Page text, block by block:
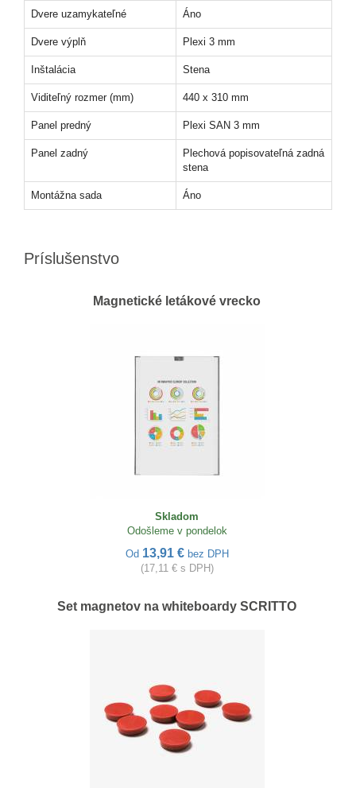
Dvere uzamykateľné Áno
Dvere výplň Plexi 3 mm
Inštalácia Stena
Viditeľný rozmer (mm) 440 x 310 mm
Panel predný Plexi SAN 3 mm
Panel zadný
Plechová popisovateľná zadná
stena
Montážna sada Áno
Príslušenstvo
Magnetické letákové vrecko
Skladom
Odošleme v pondelok
Od 13,91 € bez DPH
(17,11 € s DPH)
Set magnetov na whiteboardy SCRITTO